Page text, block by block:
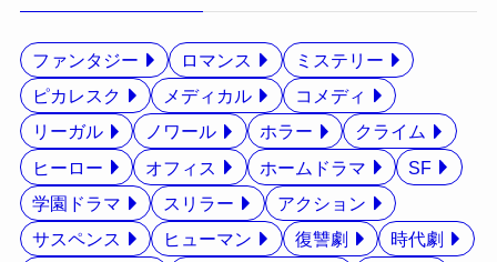
ファンタジー ロマンス
ミステリー
ピカレスク
メディカル
コメディ
リーガル
ノワール ホラー
クライム
ヒーロー
オフィス ホームドラマ
SF
学園ドラマ
スリラー
アクション
サスペンス
ヒューマン 復讐劇
時代劇